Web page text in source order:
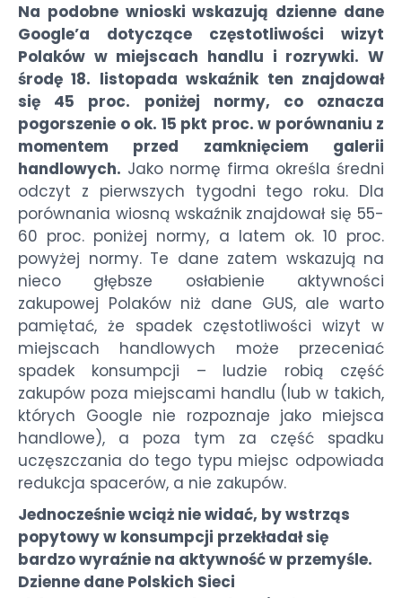
Na podobne wnioski wskazują dzienne dane
Google’a dotyczące częstotliwości wizyt
Polaków w miejscach handlu i rozrywki. W
środę 18. listopada wskaźnik ten znajdował
się 45 proc. poniżej normy, co oznacza
pogorszenie o ok. 15 pkt proc. w porównaniu z
momentem przed zamknięciem galerii
handlowych. Jako normę firma określa średni
odczyt z pierwszych tygodni tego roku. Dla
porównania wiosną wskaźnik znajdował się 55-
60 proc. poniżej normy, a latem ok. 10 proc.
powyżej normy. Te dane zatem wskazują na
nieco głębsze osłabienie aktywności
zakupowej Polaków niż dane GUS, ale warto
pamiętać, że spadek częstotliwości wizyt w
miejscach handlowych może przeceniać
spadek konsumpcji – ludzie robią część
zakupów poza miejscami handlu (lub w takich,
których Google nie rozpoznaje jako miejsca
handlowe), a poza tym za część spadku
uczęszczania do tego typu miejsc odpowiada
redukcja spacerów, a nie zakupów.
Jednocześnie wciąż nie widać, by wstrząs
popytowy w konsumpcji przekładał się
bardzo wyraźnie na aktywność w przemyśle.
Dzienne dane Polskich Sieci